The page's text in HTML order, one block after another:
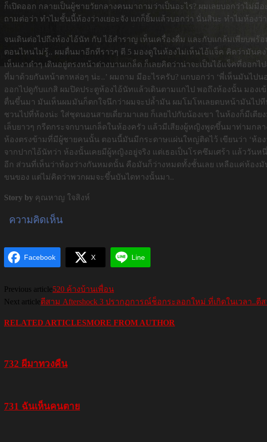
ก็เปิดออก กลายเป็นผู้ชายวัยกลางคนมาถามว่าเป็นอะไร? ผมเลยบอกว่าไม่
ถามต่อว่า ทำไมชั้นนี้ห้องว่างเยอะจัง แกก็ยิ้มแล้วบอกว่า นั่นสินะ ทำไมห้องว่
จนเดินต่อไปถึงห้องไอ้นัท กับ ไอ้สำราญ เห็นเครื่องดื่ม และกับแกล้มเพียบพร้
ตอนไหนไม่รู้.. ผมตื่นมาอีกทีราวๆ ตี 5 มองดูในห้องไม่เห็นไอ้แจ็ค คิดว่ามันค
เห็นเงาดำๆ เดินอยู่ตรงหน้าต่างบานเกล็ด ก็เลยคิดว่าน่าจะเป็นไอ้แจ็คที่ออ
ที่มาด้วยกันหน้าตาหล่อๆ น่ะ..’ ผมถาม มีอะไรครับ? แกบอกว่า ‘พี่เห็นมันไปน
ออกไปดูกับแกสิ ผมปิดประตูห้องไอ้นัทแล้วเดินตามแกไป พอถึงห้องนั้น มองเ
ตื่นขึ้นมา มันเห็นผมมันก็ตกใจนึกว่าผมจะปล้ำมัน ผมโมโหเลยตบหน้ามันไป
ชวนไปที่ห้องน่ะ ใส่ชุดนอนสายเดี่ยวมาเลย ก็เลยไปกับน้องเขา ในห้องก็มีเ
เล็บยาวๆ กรีดกระจกบานเกล็ดในห้องครัว แล้วมีเสียงผู้หญิงพูดขึ้นมาท่ามก
ห้องตรงข้ามที่มีผู้ชายคนนั้น ตอนนี้มันมีกระดาษแผ่นใหญ่ติดไว้ เขียนว่า ‘ห้อง
จากปากไอ้นัทว่า ห้องนั้นเคยมีผู้หญิงอยู่จริง แต่เธอเป็นโรคซึมเศร้า แล้ววั
อีก ส่วนที่เห็นว่าห้องว่างกันหมดนั้น คือมันก็ว่างหมดทั้งชั้นเลย เหลือแค่ห้องมั
ขนของ แต่ไม่คิดว่าพวกผมจะขึ้นบันไดทางนั้นมา..
Story by คุณหาญ ใจสิงห์
ความคิดเห็น
Facebook X Line
Previous article520 ค้างบ้านเพื่อน
Next articleตีสาม Aftershock 3 ปรากฏการณ์ช็อกระลอกใหม่ ที่เกิดในเวลา..ตี
RELATED ARTICLESMORE FROM AUTHOR
732 ผีมาทวงคืน
731 ฉันเห็นคนตาย